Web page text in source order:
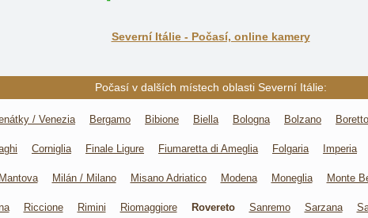
Severní Itálie - Počasí, online kamery
Počasí v dalších místech oblasti Severní Itálie:
/ Venezia Bergamo Bibione Biella Bologna Bolzano Boretto
Corniglia Finale Ligure Fiumaretta di Ameglia Folgaria Imperia
Mantova Milán / Milano Misano Adriatico Modena Moneglia Monte
Riccione Rimini Riomaggiore Rovereto Sanremo Sarzana